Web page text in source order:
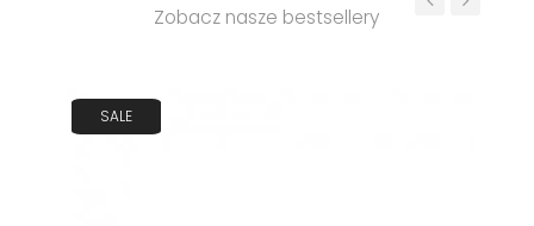
Zobacz nasze bestsellery
SALE